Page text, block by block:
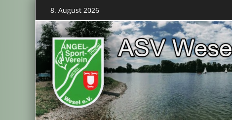
Inhalt
springen
8. August 2026